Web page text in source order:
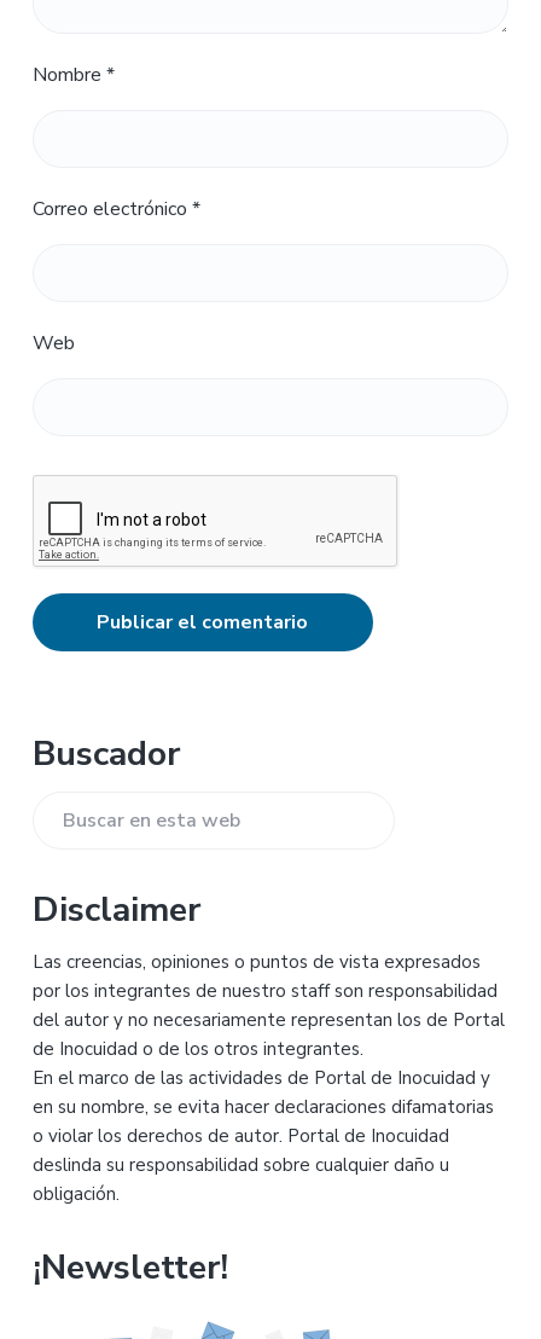
Nombre *
Correo electrónico *
Web
Barra
lateral
Buscador
Buscar
esta
web
Disclaimer
Las creencias, opiniones o puntos de vista expresados
por los integrantes de nuestro staff son responsabilidad
del autor y no necesariamente representan los de Portal
de Inocuidad o de los otros integrantes.
En el marco de las actividades de Portal de Inocuidad y
en su nombre, se evita hacer declaraciones difamatorias
o violar los derechos de autor. Portal de Inocuidad
deslinda su responsabilidad sobre cualquier daño u
obligación.
¡Newsletter!